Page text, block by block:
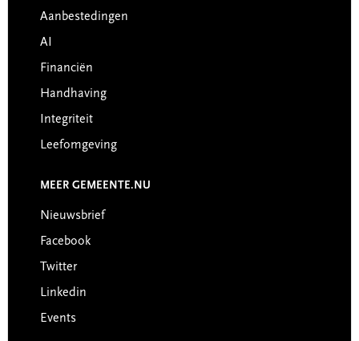
Aanbestedingen
AI
Financiën
Handhaving
Integriteit
Leefomgeving
MEER GEMEENTE.NU
Nieuwsbrief
Facebook
Twitter
Linkedin
Events